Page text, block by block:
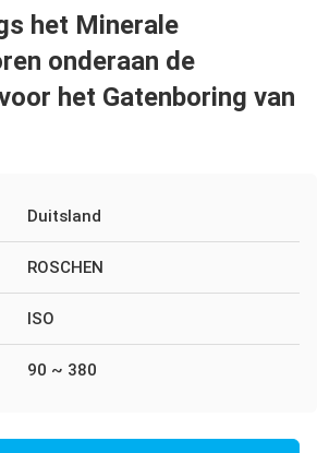
het Minerale
onderaan de
het Gatenboring van
Duitsland
ROSCHEN
ISO
90 ~ 380